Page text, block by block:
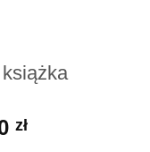
złAktualna